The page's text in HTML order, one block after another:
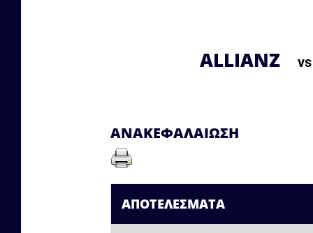
ALLIANZ vs
ΑΝΑΚΕΦΑΛΑΊΩΣΗ
ΑΠΟΤΕΛΈΣΜΑΤΑ